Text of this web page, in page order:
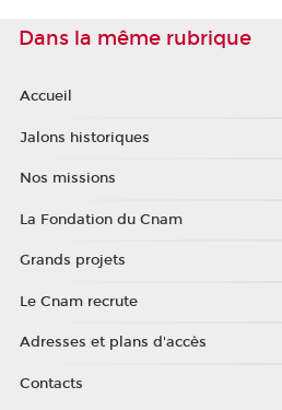
Dans la même rubrique
Accueil
Jalons historiques
Nos missions
La Fondation du Cnam
Grands projets
Le Cnam recrute
Adresses et plans d'accès
Contacts